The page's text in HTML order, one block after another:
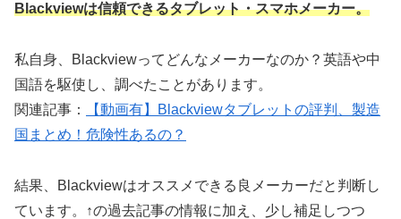
Blackviewは信頼できるタブレット・スマホメーカー。
私自身、Blackviewってどんなメーカーなのか？英語や中
国語を駆使し、調べたことがあります。
関連記事：
【動画有】Blackviewタブレットの評判、製造
国まとめ！危険性あるの？
結果、Blackviewはオススメできる良メーカーだと判断し
ています。↑の過去記事の情報に加え、少し補足しつつ